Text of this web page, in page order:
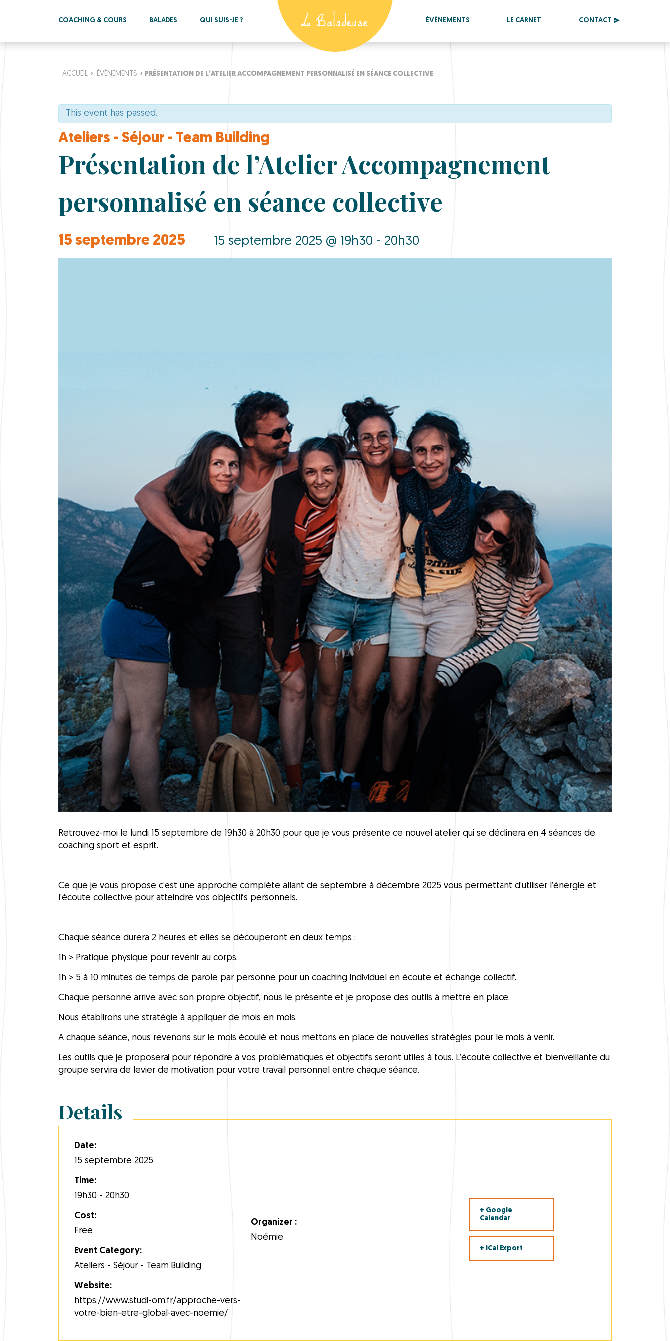
COACHING & COURS BALADES QUI SUIS-JE ? ÉVÈNEMENTS LE CARNET CONTACT
ACCUEIL › ÉVÈNEMENTS › PRÉSENTATION DE L’ATELIER ACCOMPAGNEMENT PERSONNALISÉ EN SÉANCE COLLECTIVE
This event has passed.
Ateliers - Séjour - Team Building
Présentation de l’Atelier Accompagnement
personnalisé en séance collective
15 septembre 2025 15 septembre 2025 @ 19h30 - 20h30
Retrouvez-moi le lundi 15 septembre de 19h30 à 20h30 pour que je vous présente ce nouvel atelier qui se déclinera en 4 séances de
coaching sport et esprit.
Ce que je vous propose c’est une approche complète allant de septembre à décembre 2025 vous permettant d’utiliser l’énergie et
l’écoute collective pour atteindre vos objectifs personnels.
Chaque séance durera 2 heures et elles se découperont en deux temps :
1h > Pratique physique pour revenir au corps.
1h > 5 à 10 minutes de temps de parole par personne pour un coaching individuel en écoute et échange collectif.
Chaque personne arrive avec son propre objectif, nous le présente et je propose des outils à mettre en place.
Nous établirons une stratégie à appliquer de mois en mois.
A chaque séance, nous revenons sur le mois écoulé et nous mettons en place de nouvelles stratégies pour le mois à venir.
Les outils que je proposerai pour répondre à vos problématiques et objectifs seront utiles à tous. L’écoute collective et bienveillante du
groupe servira de levier de motivation pour votre travail personnel entre chaque séance.
Details
Date:
15 septembre 2025
Time:
19h30 - 20h30
Cost:
Free
Event Category:
Ateliers - Séjour - Team Building
Website:
https://www.studi-om.fr/approche-vers-
votre-bien-etre-global-avec-noemie/
Organizer :
Noémie
+ Google
Calendar
+ iCal Export